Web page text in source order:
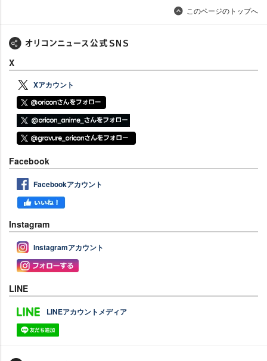
このページのトップへ
X
Xアカウント
Facebook
Facebookアカウント
Instagram
Instagramアカウント
LINE
LINEアカウントメディア